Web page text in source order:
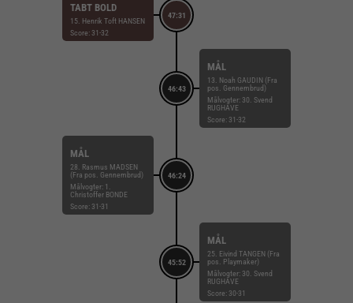
47:31
TABT BOLD
15. Henrik Toft HANSEN
Score: 31-32
46:43
MÅL
13. Noah GAUDIN (Fra
pos. Gennembrud)
Målvogter: 30. Svend
RUGHAVE
Score: 31-32
46:24
MÅL
28. Rasmus MADSEN
(Fra pos. Gennembrud)
Målvogter: 1.
Christoffer BONDE
Score: 31-31
45:52
MÅL
25. Eivind TANGEN (Fra
pos. Playmaker)
Målvogter: 30. Svend
RUGHAVE
Score: 30-31